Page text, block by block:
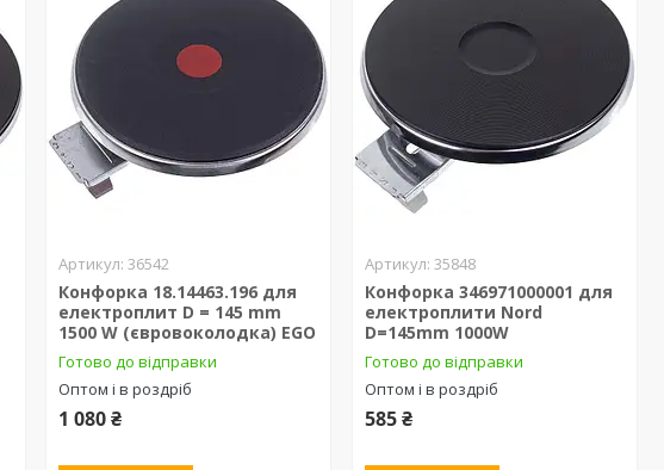
36542
Конфорка 18.14463.196 для
електроплит D = 145 mm
1500 W (євровоколодка) EGO
Готово до відправки
Оптом і в роздріб
1 080 ₴
35848
Конфорка 346971000001 для
електроплити Nord
D=145mm 1000W
Готово до відправки
Оптом і в роздріб
585 ₴